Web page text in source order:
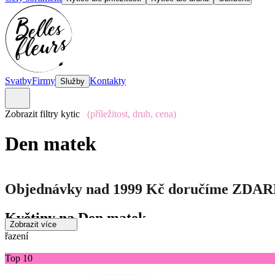
SvatbyFirmy Služby Kontakty
Zobrazit filtry kytic (příležitost, druh, cena)
Den matek
Objednávky nad 1999 Kč doručíme
Květiny na Den matek
Kytky na Den matek máme pro vás přichystané ve velkém výběru.
Zobrazit více
řazení
Top 10